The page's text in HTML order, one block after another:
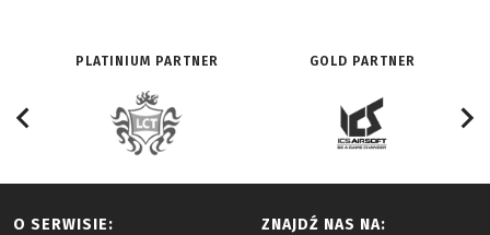
PLATINIUM PARTNER GOLD PARTNER
O SERWISIE: ZNAJDŹ NAS NA: